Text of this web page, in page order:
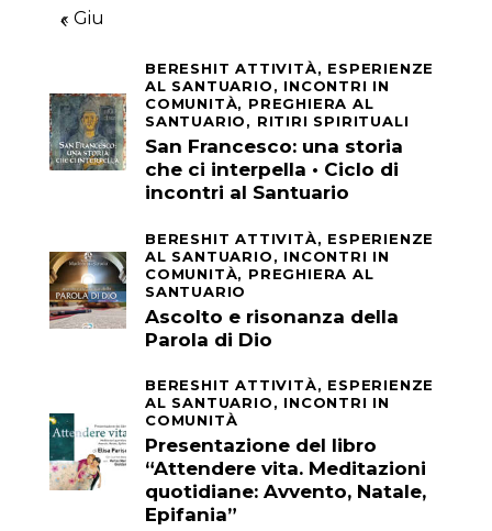
« Giu
BERESHIT ATTIVITÀ, ESPERIENZE
AL SANTUARIO, INCONTRI IN
COMUNITÀ, PREGHIERA AL
SANTUARIO, RITIRI SPIRITUALI
San Francesco: una storia
che ci interpella • Ciclo di
incontri al Santuario
BERESHIT ATTIVITÀ, ESPERIENZE
AL SANTUARIO, INCONTRI IN
COMUNITÀ, PREGHIERA AL
SANTUARIO
Ascolto e risonanza della
Parola di Dio
BERESHIT ATTIVITÀ, ESPERIENZE
AL SANTUARIO, INCONTRI IN
COMUNITÀ
Presentazione del libro
“Attendere vita. Meditazioni
quotidiane: Avvento, Natale,
Epifania”